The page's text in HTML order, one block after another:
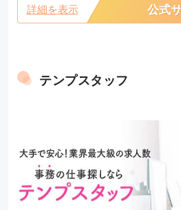
詳細を表示 公式
テンプスタッフ